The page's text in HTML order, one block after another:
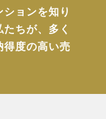
ョンを知り
ちが、 多く
度の高い売